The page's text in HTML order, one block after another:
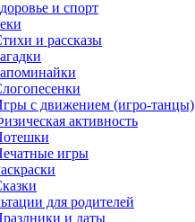
и спорт
и рассказы
с движением (игро-танцы)
активность
игры
для родителей
и даты